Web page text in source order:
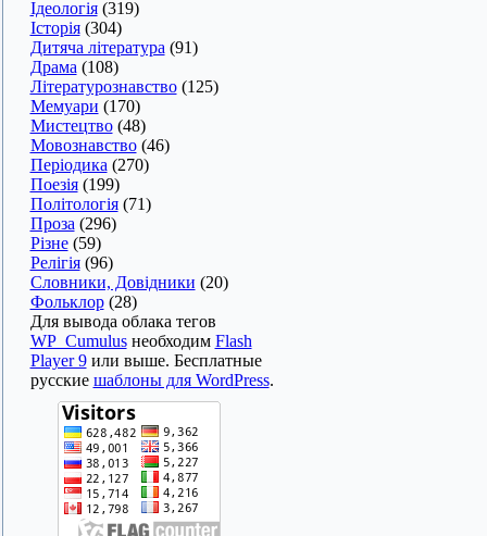
Ідеологія(319)
Історія(304)
Дитяча література (91)
Драма (108)
Літературознавство(125)
Мемуари (170)
Мистецтво(48)
Мовознавство(46)
Періодика (270)
Поезія(199)
Політологія(71)
Проза (296)
Різне(59)
Релігія(96)
Словники, Довідники (20)
Фольклор(28)
Для вывода облака тегов
WP_Cumulusнеобходим Flash
Player 9или выше. Бесплатные
русские шаблоны для WordPress.